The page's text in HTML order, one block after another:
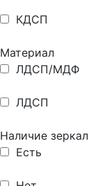
КДСП
Материал
ЛДСП/МДФ
ЛДСП
Наличие зеркал
Есть